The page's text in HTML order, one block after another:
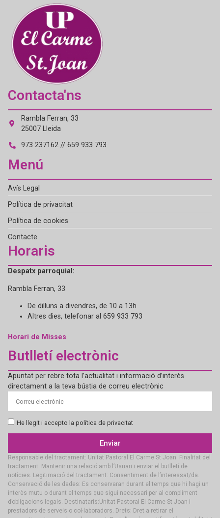
Contacta'ns
Rambla Ferran, 33
25007 Lleida
973 237162 // 659 933 793
Menú
Avís Legal
Política de privacitat
Política de cookies
Contacte
Horaris
Despatx parroquial:
Rambla Ferran, 33
De dilluns a divendres, de 10 a 13h
Altres dies, telefonar al 659 933 793
Horari de Misses
Butlletí electrònic
Apuntat per rebre tota l’actualitat i informació d’interès
directament a la teva bústia de correu electrònic
He llegit i accepto la política de privacitat
Enviar
Responsable del tractament: Unitat Pastoral El Carme St Joan. Finalitat del
tractament: Mantenir una relació amb l’Usuari i enviar el butlletí de
notícies. Legitimació del tractament: Consentiment de l’interessat/da.
Conservació de les dades: Es conservaran durant el temps que hi hagi un
interès mutu o durant el temps que sigui necessari per al compliment
d’obligacions legals. Destinataris:Unitat Pastoral El Carme St Joan i
prestadors de serveis o col·laboradors. Drets: Dret a retirar el